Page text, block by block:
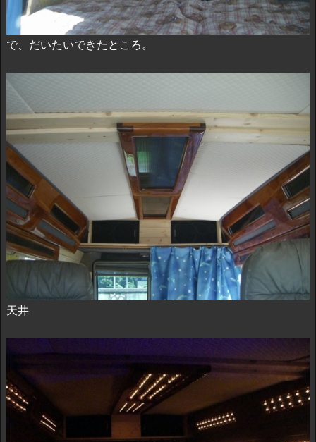
で、だいたいできたところ。
天井